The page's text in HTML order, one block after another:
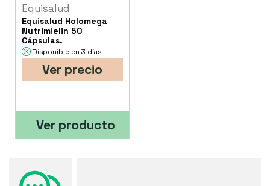
Equisalud
Equisalud Holomega
Nutrimielin 50
Cápsulas.
Disponible en 3 días
Ver precio
Ver producto